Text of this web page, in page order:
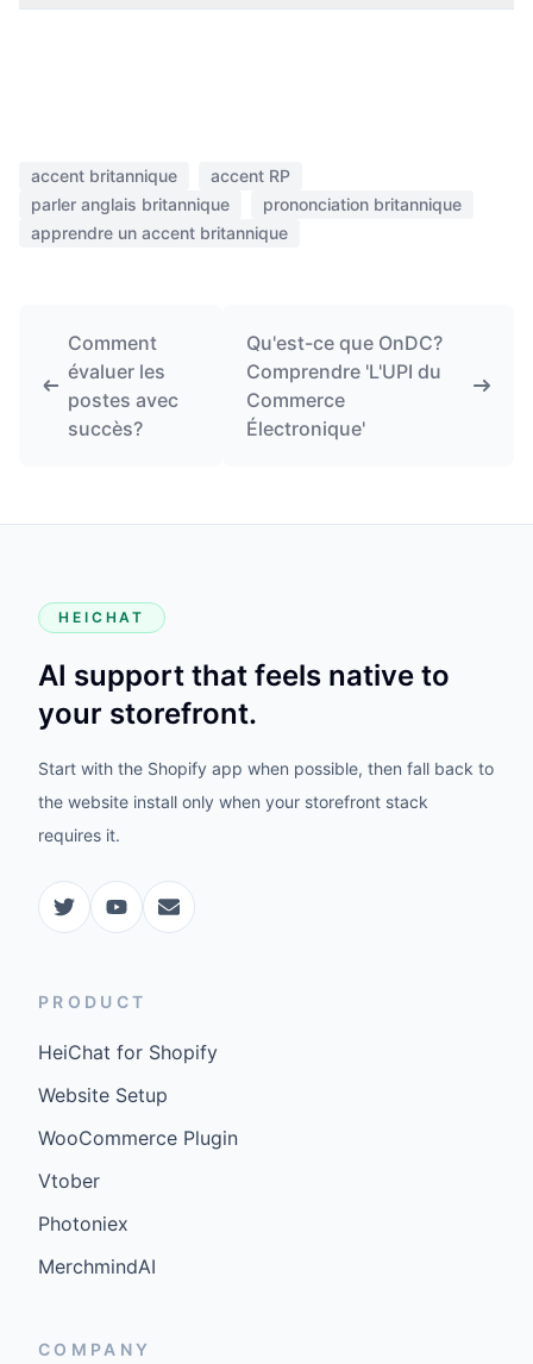
accent britannique
accent RP
parler anglais britannique
prononciation britannique
apprendre un accent britannique
Comment
évaluer les
postes avec
succès?
Qu'est-ce que OnDC?
Comprendre 'L'UPI du
Commerce
Électronique'
HEICHAT
AI support that feels native to
your storefront.
Start with the Shopify app when possible, then fall back to
the website install only when your storefront stack
requires it.
PRODUCT
HeiChat for Shopify
Website Setup
WooCommerce Plugin
Vtober
Photoniex
MerchmindAI
COMPANY